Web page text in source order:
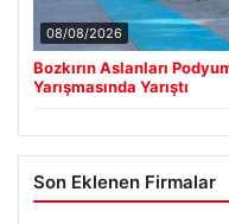
08/08/2026
Bozkırın Aslanları
Yarışmasında Yarıştı
Son Eklenen Firmalar